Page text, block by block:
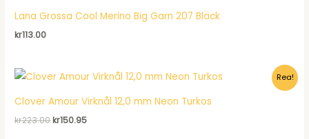
Lana Grossa Cool Merino Big Garn 207 Bläck
kr113.00
Rea!
Clover Amour Virknål 12,0 mm Neon Turkos
kr223.00Det
kr150.95Det